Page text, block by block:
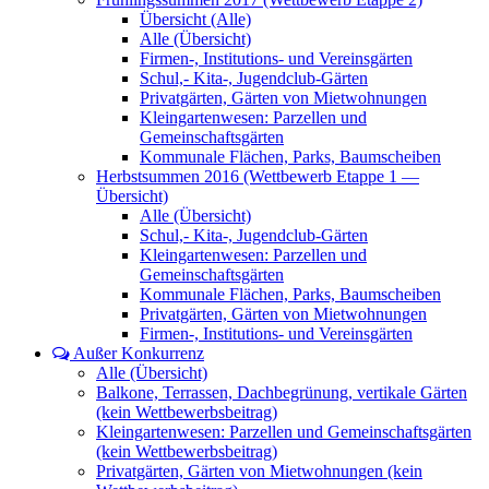
Übersicht (Alle)
Alle (Übersicht)
Firmen-, Institutions- und Vereinsgärten
Schul,- Kita-, Jugendclub-Gärten
Privatgärten, Gärten von Mietwohnungen
Kleingartenwesen: Parzellen und
Gemeinschaftsgärten
Kommunale Flächen, Parks, Baumscheiben
Herbstsummen 2016 (Wettbewerb Etappe 1 —
Übersicht)
Alle (Übersicht)
Schul,- Kita-, Jugendclub-Gärten
Kleingartenwesen: Parzellen und
Gemeinschaftsgärten
Kommunale Flächen, Parks, Baumscheiben
Privatgärten, Gärten von Mietwohnungen
Firmen-, Institutions- und Vereinsgärten
Außer Konkurrenz
Alle (Übersicht)
Balkone, Terrassen, Dachbegrünung, vertikale Gärten
(kein Wettbewerbsbeitrag)
Kleingartenwesen: Parzellen und Gemeinschaftsgärten
(kein Wettbewerbsbeitrag)
Privatgärten, Gärten von Mietwohnungen (kein